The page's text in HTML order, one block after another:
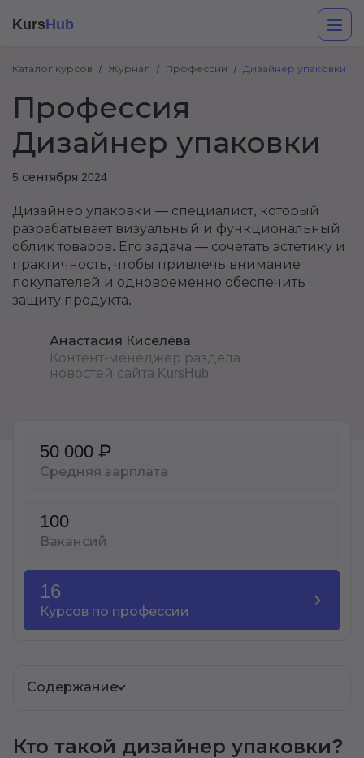
KursHub
Каталог курсов Журнал Профессии Дизайнер упаковки
Профессия
Дизайнер упаковки
5 сентября 2024
Дизайнер упаковки — специалист, который
разрабатывает визуальный и функциональный
облик товаров. Его задача — сочетать эстетику и
практичность, чтобы привлечь внимание
покупателей и одновременно обеспечить
защиту продукта.
Анастасия Киселёва
Контент-менеджер раздела
новостей сайта KursHub
50 000 ₽
Средняя зарплата
100
Вакансий
16
Курсов по профессии
Содержание
Кто такой дизайнер упаковки?
Разработка
Маркетинг
Дизайн
Менеджмент
ДПО
Детям
Акции и промокоды
Рейтинг онлайн-школ